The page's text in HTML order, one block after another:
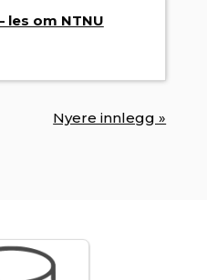
les om NTNU
Nyere innlegg »